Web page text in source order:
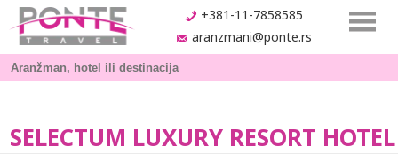
+381-11-7858585
aranzmani@ponte.rs
SELECTUM LUXURY RESORT HOTEL